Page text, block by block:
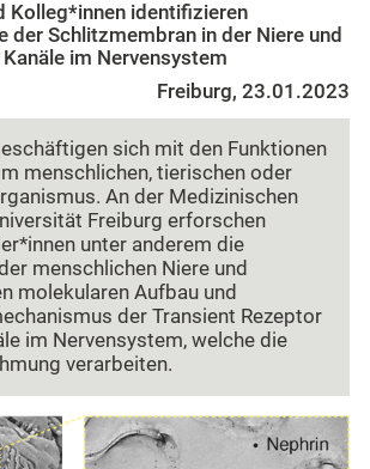
Kolleg*innen identifizieren
der Schlitzmembran in der Niere und
im Nervensystem
Freiburg, 23.01.2023
sich mit den Funktionen
menschlichen, tierischen oder
An der Medizinischen
Freiburg erforschen
unter anderem die
menschlichen Niere und
molekularen Aufbau und
der Transient Rezeptor
im Nervensystem, welche die
verarbeiten.